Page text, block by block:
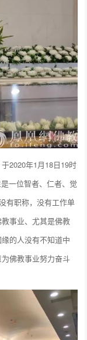
2020年1月18日19时
一位智者、仁者、觉
有职称，没有工作单
事业、尤其是佛教
的人没有不知道中
佛教事业努力奋斗